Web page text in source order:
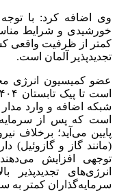
وی اضافه کرد: با توجه
خورشیدی و شرایط
کمتر از ظرفیت واقعی
تجدیدپذیر آلمان است.
عضو کمیسیون انرژی
شبکه اضافه و وارد
است که پس از
پایین می‌آید؛ برخلاف
(مانند گاز و گازوئیل)
توجهی افزایش
انرژی‌های
سرمایه‌گذاران کمتر به